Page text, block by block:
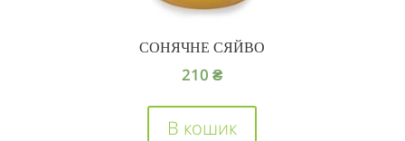
СОНЯЧНЕ СЯЙВО
210₴
В кошик